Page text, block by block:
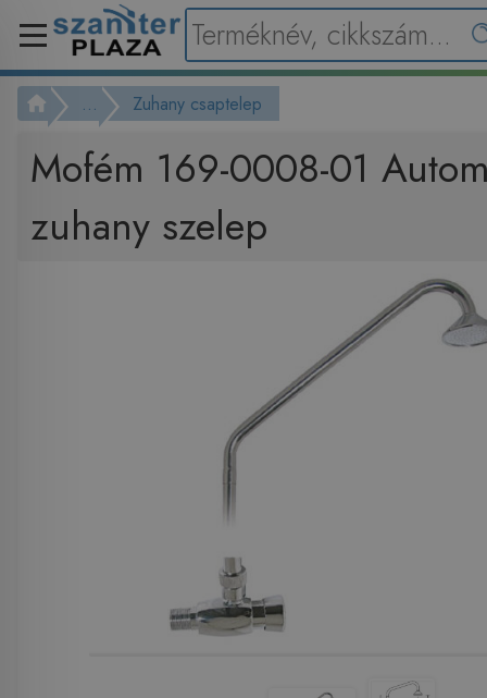
... Zuhany csaptelep
Mofém 169-0008-01
zuhany szelep